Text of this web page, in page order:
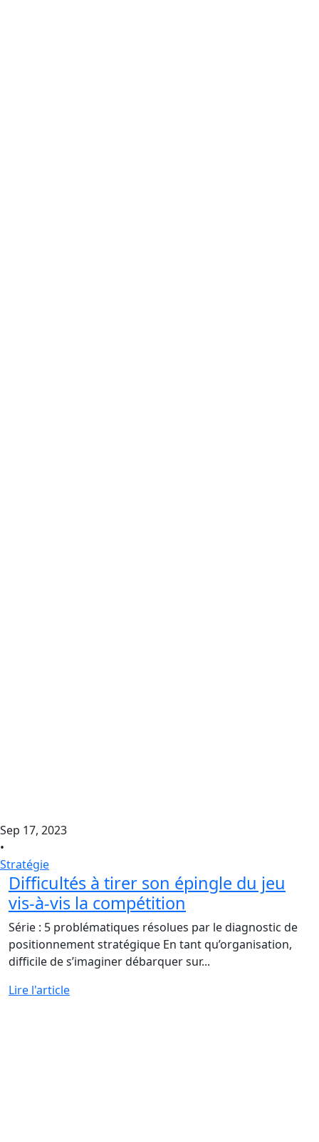
Sep 17, 2023
•
Stratégie
Difficultés à tirer son épingle du jeu
vis-à-vis la compétition
Série : 5 problématiques résolues par le diagnostic de
positionnement stratégique En tant qu’organisation,
difficile de s’imaginer débarquer sur...
Lire l'article